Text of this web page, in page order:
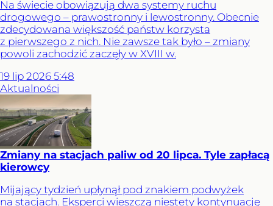
Na świecie obowiązują dwa systemy ruchu
drogowego – prawostronny i lewostronny. Obecnie
zdecydowana większość państw korzysta
z pierwszego z nich. Nie zawsze tak było – zmiany
powoli zachodzić zaczęły w XVIII w.
19 lip 2026 5:48
Aktualności
Zmiany na stacjach paliw od 20 lipca. Tyle zapłacą
kierowcy
Mijający tydzień upłynął pod znakiem podwyżek
na stacjach. Eksperci wieszczą niestety kontynuację